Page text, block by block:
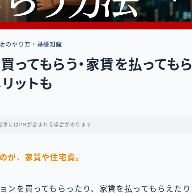
のやり方・基礎知識
ってもらう・家賃を払ってもら
ットも
事にはPRが含まれる場合があります
が、家賃や住宅費。
ンを買ってもらったり、家賃を払ってもらえたり